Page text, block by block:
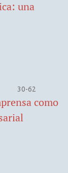
una
30-62
como